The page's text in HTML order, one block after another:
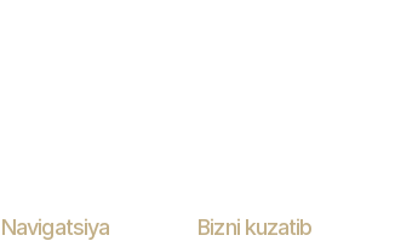
Navigatsiya
Bizni kuzatib